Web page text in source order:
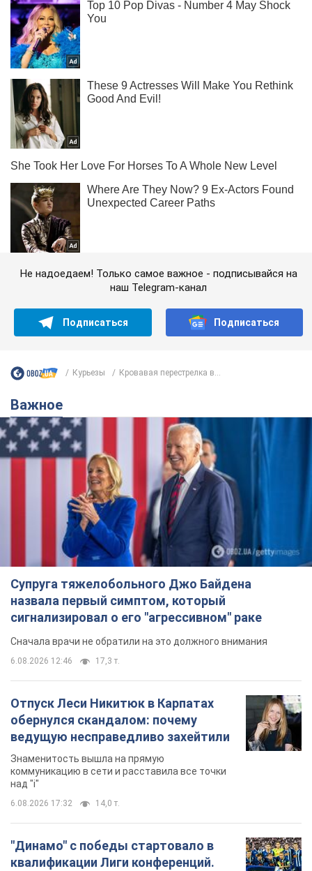
Не надоедаем! Только самое важное - подписывайся на
наш Telegram-канал
Подписаться Подписаться
Курьезы Кровавая перестрелка в...
Важное
Супруга тяжелобольного Джо Байдена
назвала первый симптом, который
сигнализировал о его "агрессивном" раке
Сначала врачи не обратили на это должного внимания
6.08.2026 12:46 17,3 т.
Отпуск Леси Никитюк в Карпатах
обернулся скандалом: почему
ведущую несправедливо захейтили
Знаменитость вышла на прямую
коммуникацию в сети и расставила все точки
над "i"
6.08.2026 17:32 14,0 т.
"Динамо" с победы стартовало в
квалификации Лиги конференций.